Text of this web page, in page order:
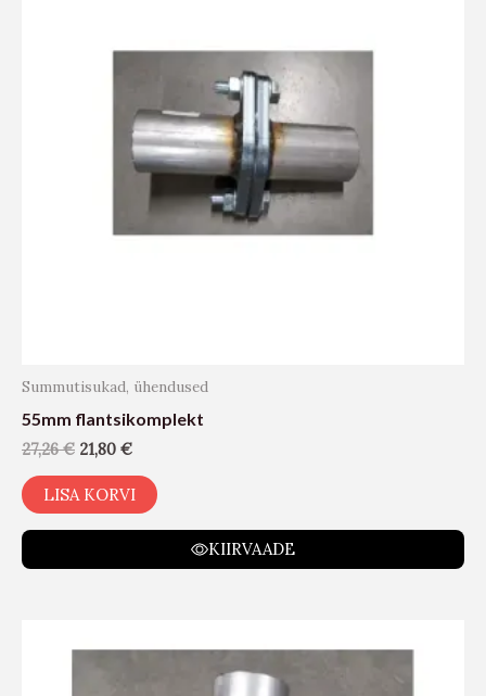
Summutisukad, ühendused
55mm flantsikomplekt
27,26€ 21,80 €
LISA KORVI
KIIRVAADE